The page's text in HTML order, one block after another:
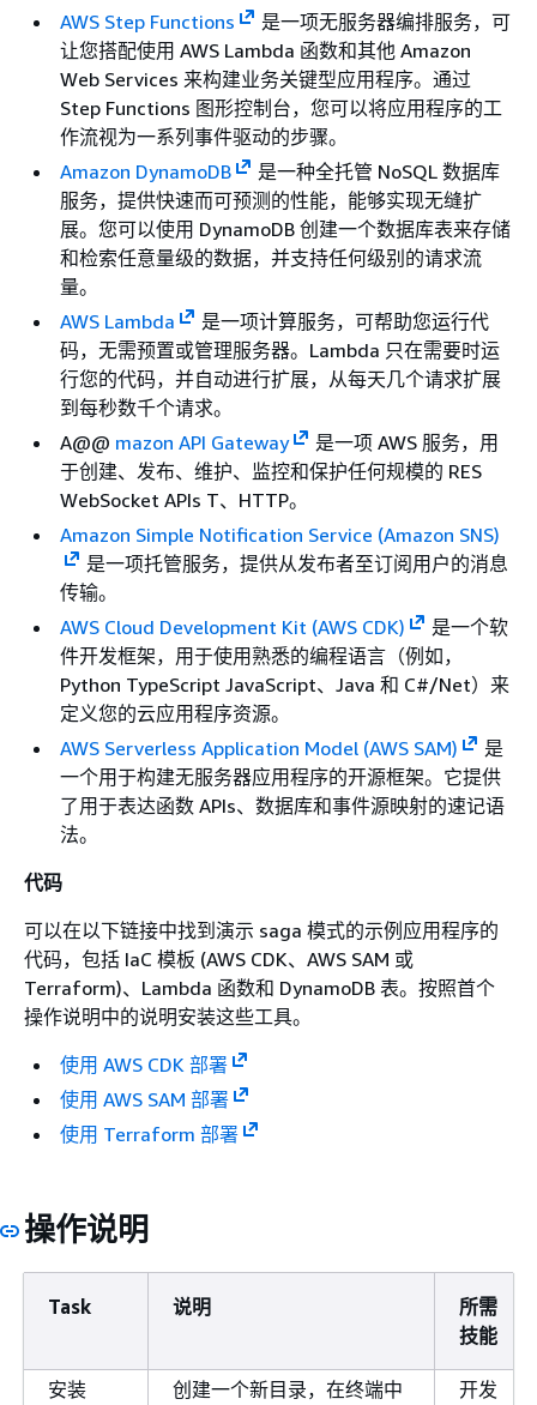
AWS Step Functions
是一项无服务器编排服务，可
让您搭配使用 AWS Lambda 函数和其他 Amazon
Web Services 来构建业务关键型应用程序。通过
Step Functions 图形控制台，您可以将应用程序的工
作流视为一系列事件驱动的步骤。
Amazon DynamoDB
是一种全托管 NoSQL 数据库
服务，提供快速而可预测的性能，能够实现无缝扩
展。您可以使用 DynamoDB 创建一个数据库表来存储
和检索任意量级的数据，并支持任何级别的请求流
量。
AWS Lambda
是一项计算服务，可帮助您运行代
码，无需预置或管理服务器。Lambda 只在需要时运
行您的代码，并自动进行扩展，从每天几个请求扩展
到每秒数千个请求。
A@@ mazon API Gateway
是一项 AWS 服务，用
于创建、发布、维护、监控和保护任何规模的 RES
WebSocket APIs T、HTTP。
Amazon Simple Notiﬁcation Service (Amazon SNS)
是一项托管服务，提供从发布者至订阅用户的消息
传输。
AWS Cloud Development Kit (AWS CDK)
是一个软
件开发框架，用于使用熟悉的编程语言（例如，
Python TypeScript JavaScript、Java 和 C#/Net）来
定义您的云应用程序资源。
AWS Serverless Application Model (AWS SAM)
是
一个用于构建无服务器应用程序的开源框架。它提供
了用于表达函数 APIs、数据库和事件源映射的速记语
法。
代码
可以在以下链接中找到演示 saga 模式的示例应用程序的
代码，包括 IaC 模板 (AWS CDK、AWS SAM 或
Terraform)、Lambda 函数和 DynamoDB 表。按照首个
操作说明中的说明安装这些工具。
使用 AWS CDK 部署
使用 AWS SAM 部署
使用 Terraform 部署
操作说明
Task 说明
所需
技能
安装
创建一个新目录，在终端中
开发